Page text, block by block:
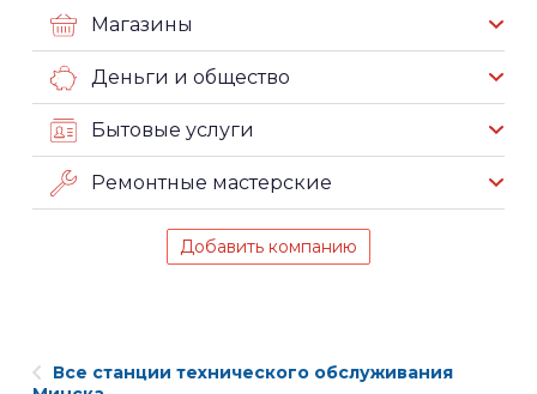
Магазины
Деньги и общество
Бытовые услуги
Ремонтные мастерские
Добавить компанию
Все станции технического обслуживания